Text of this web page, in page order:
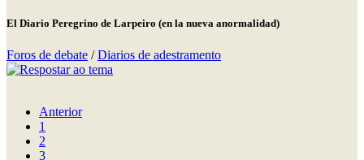
El Diario Peregrino de Larpeiro (en la nueva anormalidad)
Foros de debate /Diarios de adestramento
Anterior
1
2
3